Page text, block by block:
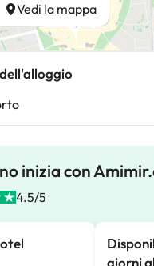
Vedi la mappa
inizia con
4.5/5
giorni